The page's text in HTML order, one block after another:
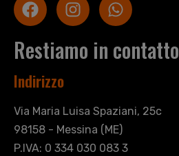
Restiamo in contatto
Indirizzo
Via Maria Luisa Spaziani, 25c
98158 - Messina (ME)
P.IVA: 0 334 030 083 3